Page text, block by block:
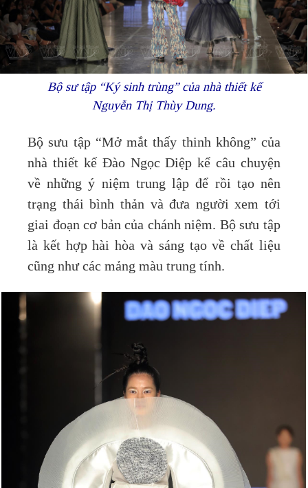
Bộ sư tập “Ký sinh trùng” của nhà thiết kế
Nguyễn Thị Thùy Dung.
Bộ sưu tập “Mở mắt thấy thinh không” của
nhà thiết kế Đào Ngọc Diệp kể câu chuyện
về những ý niệm trung lập để rồi tạo nên
trạng thái bình thản và đưa người xem tới
giai đoạn cơ bản của chánh niệm. Bộ sưu tập
là kết hợp hài hòa và sáng tạo về chất liệu
cũng như các mảng màu trung tính.